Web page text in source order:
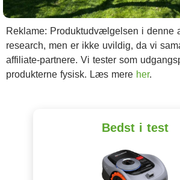
Reklame: Produktudvælgelsen i denne
research, men er ikke uvildig, da vi
affiliate-partnere. Vi tester som
produkterne fysisk. Læs mere her.
Bedst i test